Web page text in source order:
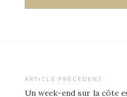
ARTICLE PRÉCÉDENT :
Un week-end sur la côte